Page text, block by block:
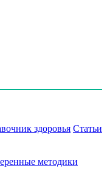
здоровья Статьи
методики